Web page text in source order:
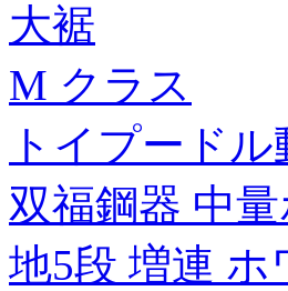
大裾
M クラス
トイプード
双福鋼器 中
地5段 増連